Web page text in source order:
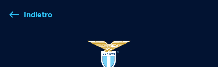
west Indietro